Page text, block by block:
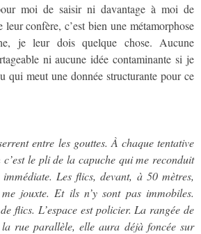
moi de saisir ni davantage à moi de
confère, c’est bien une métamorphose
je leur dois quelque chose. Aucune
ni aucune idée contaminante si je
qui meut une donnée structurante pour ce
entre les gouttes. À chaque tentative
le pli de la capuche qui me reconduit
Les flics, devant, à 50 mètres,
jouxte. Et ils n’y sont pas immobiles.
flics. L’espace est policier. La rangée de
rue parallèle, elle aura déjà foncée sur